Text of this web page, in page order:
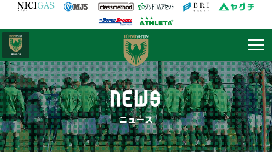
NEWS
ニュース